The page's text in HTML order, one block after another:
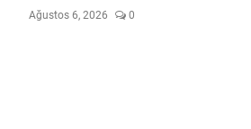
Ağustos 6, 2026 0